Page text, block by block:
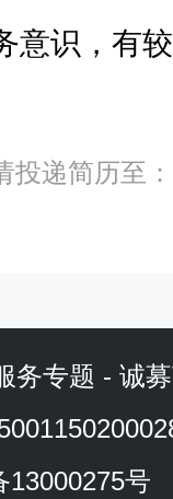
意识，有
递简历至：
务专题 - 诚
13000275号